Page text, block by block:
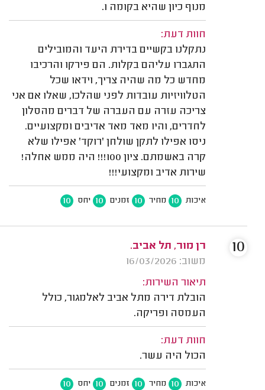
מנוף כיון שהיא בקומה 1.
חוות דעת:
נתקלנו בקשיים בדירת היעד והמובילים
התגברו עליהם בקלות. הם פירקו והרכיבו
מחדש כל מה שהיה צריך, וידאו שכל
הטלוויזיות עובדות לפני שהלכו, שאלו אם אני
צריכה עזרה עם העברה של דברים מהסלון
לחדרים, והיו מאד מאד אדיבים ומקצועיים.
ניסו אפילו לתקן שולחן 'רוקד' אפילו שלא
קרה באשמתם. ציון 100!!! היה ממש אחלה!
שירות אדיב ומקצועי!!!
איכות 10 מחיר 10 זמנים 10 יחס 10
רן מור, תל אביב.
משוב: 16/03/2026
תיאור השירות:
הובלת דירה מתל אביב לאלמגור, כולל
העמסה ופריקה.
חוות דעת:
הכול היה עשר.
איכות 10 מחיר 10 זמנים 10 יחס 10
10